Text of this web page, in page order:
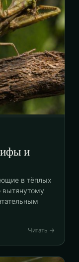
и
в тёплых
вытянутому
Читать →